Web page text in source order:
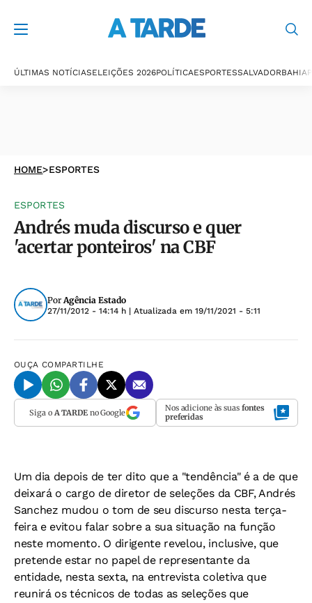
ÚLTIMAS NOTÍCIASELEIÇÕES 2026POLÍTICAESPORTESSALVADORBAHIA
HOME>ESPORTES
ESPORTES
Andrés muda discurso e quer
'acertar ponteiros' na CBF
PorAgência Estado
27/11/2012 - 14:14 h | Atualizada em 19/11/2021 - 5:11
OUÇA COMPARTILHE
Siga o A TARDEno Google Nos adicione às suas fontes
preferidas
Um dia depois de ter dito que a "tendência" é a de que
deixará o cargo de diretor de seleções da CBF, Andrés
Sanchez mudou o tom de seu discurso nesta terça-
feira e evitou falar sobre a sua situação na função
neste momento. O dirigente revelou, inclusive, que
pretende estar no papel de representante da
entidade, nesta sexta, na entrevista coletiva que
reunirá os técnicos de todas as seleções que